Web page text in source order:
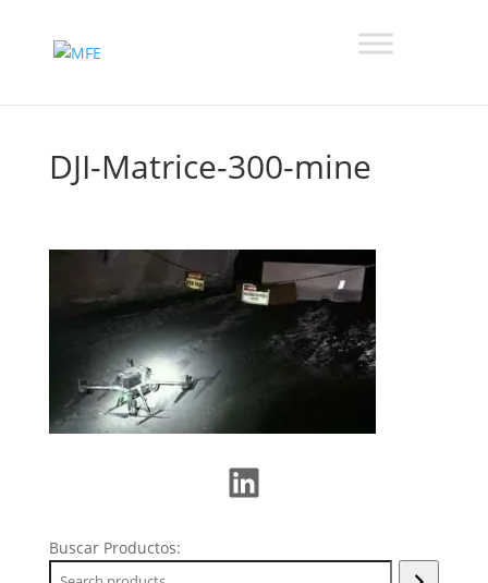
DJI-Matrice-300-mine
LinkedIn
Buscar Productos: